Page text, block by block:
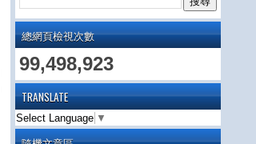
總網頁檢視次數
99,498,923
TRANSLATE
Select Language ▼